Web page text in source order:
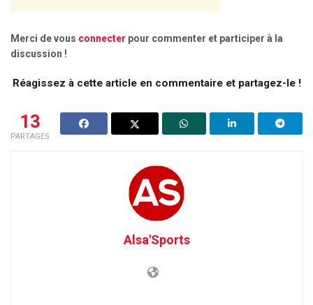
Merci de vous connecter pour commenter et participer à la
discussion !
Réagissez à cette article en commentaire et partagez-le !
13
PARTAGES
Alsa'Sports